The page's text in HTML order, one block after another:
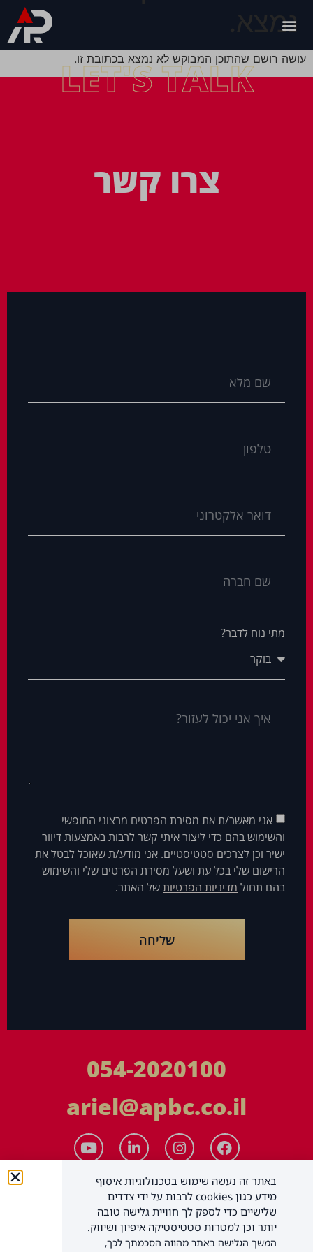
נמצא.
עושה רושם שהתוכן המבוקש לא נמצא בכתובת זו.
LET'S TALK
צרו קשר
מתי נוח לדבר?
אני מאשר/ת את מסירת הפרטים מרצוני החופשי
והשימוש בהם כדי ליצור איתי קשר לרבות באמצעות דיוור
ישיר וכן לצרכים סטטיסטיים. אני מודע/ת שאוכל לבטל את
הרישום שלי בכל עת ושעל מסירת הפרטים שלי והשימוש
בהם תחול מדיניות הפרטיותשל האתר.
שליחה
054-2020100
ariel@apbc.co.il
באתר זה נעשה שימוש בטכנולוגיות איסוף
מידע כגון cookies לרבות על ידי צדדים
שלישיים כדי לספק לך חוויית גלישה טובה
יותר וכן למטרות סטטיסטיקה איפיון ושיווק.
המשך הגלישה באתר מהווה הסכמתך לכך,